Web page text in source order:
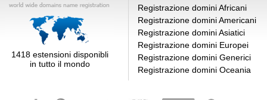
1418 estensioni disponibli
in tutto il mondo
Registrazione domini Africani
Registrazione domini Americani
Registrazione domini Asiatici
Registrazione domini Europei
Registrazione domini Generici
Registrazione domini Oceania